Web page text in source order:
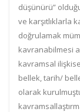
düşünürü”
ve karşıtlıklarla
doğrulamak
kavranabilmesi
kavramsal
bellek, tarih/
olarak